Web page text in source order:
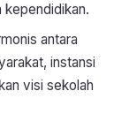
antara
instansi
visi sekolah